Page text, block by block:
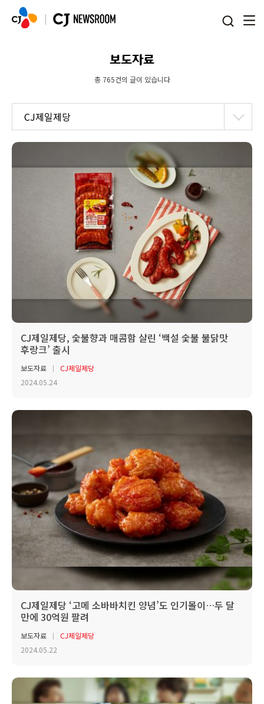
보도자료
총 765건의 글이 있습니다
CJ제일제당
CJ제일제당, 숯불향과 매콤함 살린 ‘백설 숯불 불닭맛
후랑크’ 출시
보도자료
CJ제일제당
2024.05.24
CJ제일제당 ‘고메 소바바치킨 양념’도 인기몰이…두 달
만에 30억원 팔려
보도자료
CJ제일제당
2024.05.22